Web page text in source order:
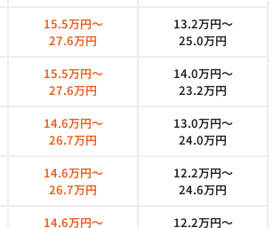
15.5万円～
27.6万円
13.2万円～
25.0万円
15.5万円～
27.6万円
14.0万円～
23.2万円
14.6万円～
26.7万円
13.0万円～
24.0万円
14.6万円～
26.7万円
12.2万円～
24.6万円
14.6万円～
12.2万円～